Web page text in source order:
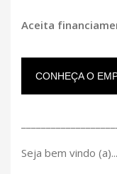
Aceita
CONHEÇA O
Seja bem vindo (a)...